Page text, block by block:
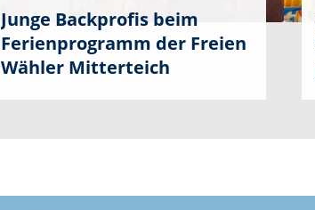
Junge Backprofis beim
Ferienprogramm der Freien
Wähler Mitterteich